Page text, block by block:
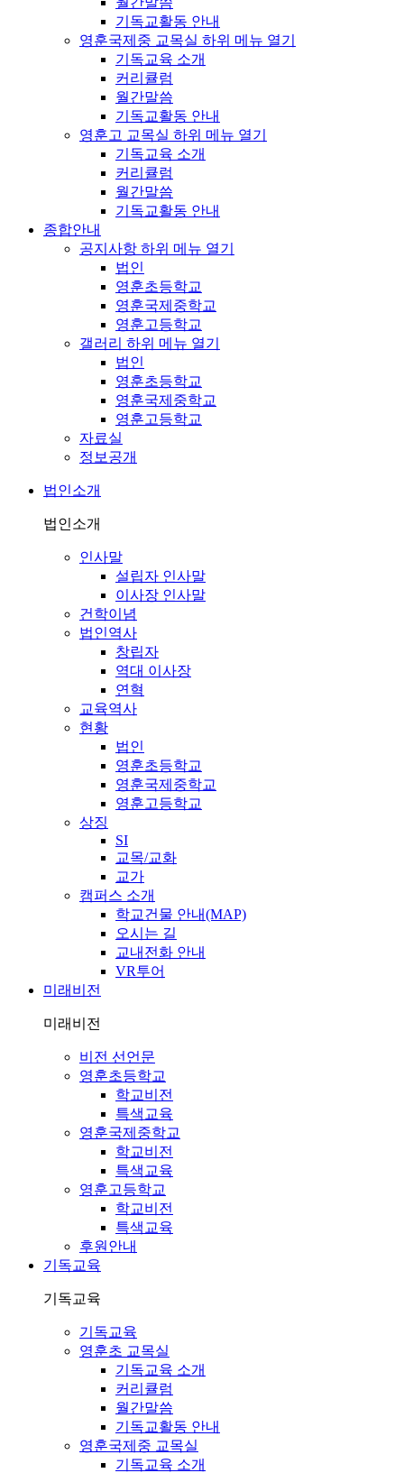
기독교활동 안내
영훈국제중 교목실 하위 메뉴 열기
기독교육 소개
커리큘럼
월간말씀
기독교활동 안내
영훈고 교목실 하위 메뉴 열기
기독교육 소개
커리큘럼
월간말씀
기독교활동 안내
종합안내
공지사항 하위 메뉴 열기
법인
영훈초등학교
영훈국제중학교
영훈고등학교
갤러리 하위 메뉴 열기
법인
영훈초등학교
영훈국제중학교
영훈고등학교
자료실
정보공개
법인소개
법인소개
인사말
설립자 인사말
이사장 인사말
건학이념
법인역사
창립자
역대 이사장
연혁
교육역사
현황
법인
영훈초등학교
영훈국제중학교
영훈고등학교
상징
SI
교목/교화
교가
캠퍼스 소개
학교건물 안내(MAP)
오시는 길
교내전화 안내
VR투어
미래비전
미래비전
비전 선언문
영훈초등학교
학교비전
특색교육
영훈국제중학교
학교비전
특색교육
영훈고등학교
학교비전
특색교육
후원안내
기독교육
기독교육
기독교육
영훈초 교목실
기독교육 소개
커리큘럼
월간말씀
기독교활동 안내
영훈국제중 교목실
기독교육 소개